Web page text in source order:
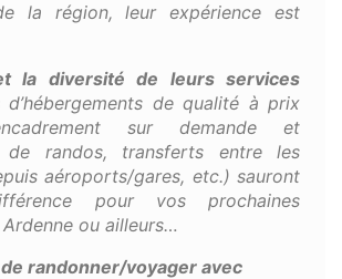
la région, leur expérience est
la diversité de leurs services
d’hébergements de qualité à prix
sur demande et
de randos, transferts entre les
aéroports/gares, etc.) sauront
pour vos prochaines
ou ailleurs…
randonner/voyager avec